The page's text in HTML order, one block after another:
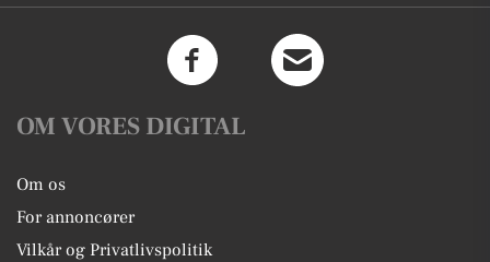
OM VORES DIGITAL
Om os
For annoncører
Vilkår og Privatlivspolitik